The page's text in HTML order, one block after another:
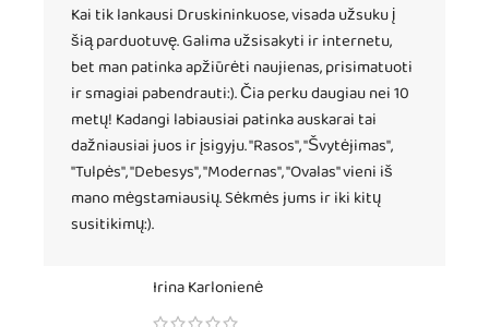
Kai tik lankausi Druskininkuose, visada užsuku į
šią parduotuvę. Galima užsisakyti ir internetu,
bet man patinka apžiūrėti naujienas, prisimatuoti
ir smagiai pabendrauti:). Čia perku daugiau nei 10
metų! Kadangi labiausiai patinka auskarai tai
dažniausiai juos ir įsigyju. "Rasos", "Švytėjimas",
"Tulpės", "Debesys", "Modernas", "Ovalas" vieni iš
mano mėgstamiausių. Sėkmės jums ir iki kitų
susitikimų:).
Irina Karlonienė